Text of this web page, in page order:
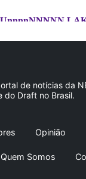
de notícias da
do Draft no Brasil.
Opinião
Quem Somos